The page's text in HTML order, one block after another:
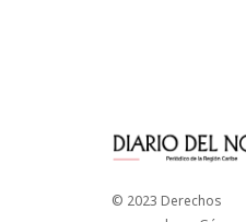
© 2023 Derechos